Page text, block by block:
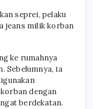
seprei, pelaku
jeans milik korban
ke rumahnya
Sebelumnya, ia
dengan
berdekatan.